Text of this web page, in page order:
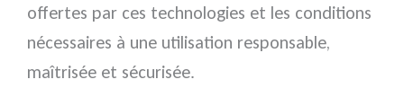
offertes par ces technologies et les conditions
nécessaires à une utilisation responsable,
maîtrisée et sécurisée.